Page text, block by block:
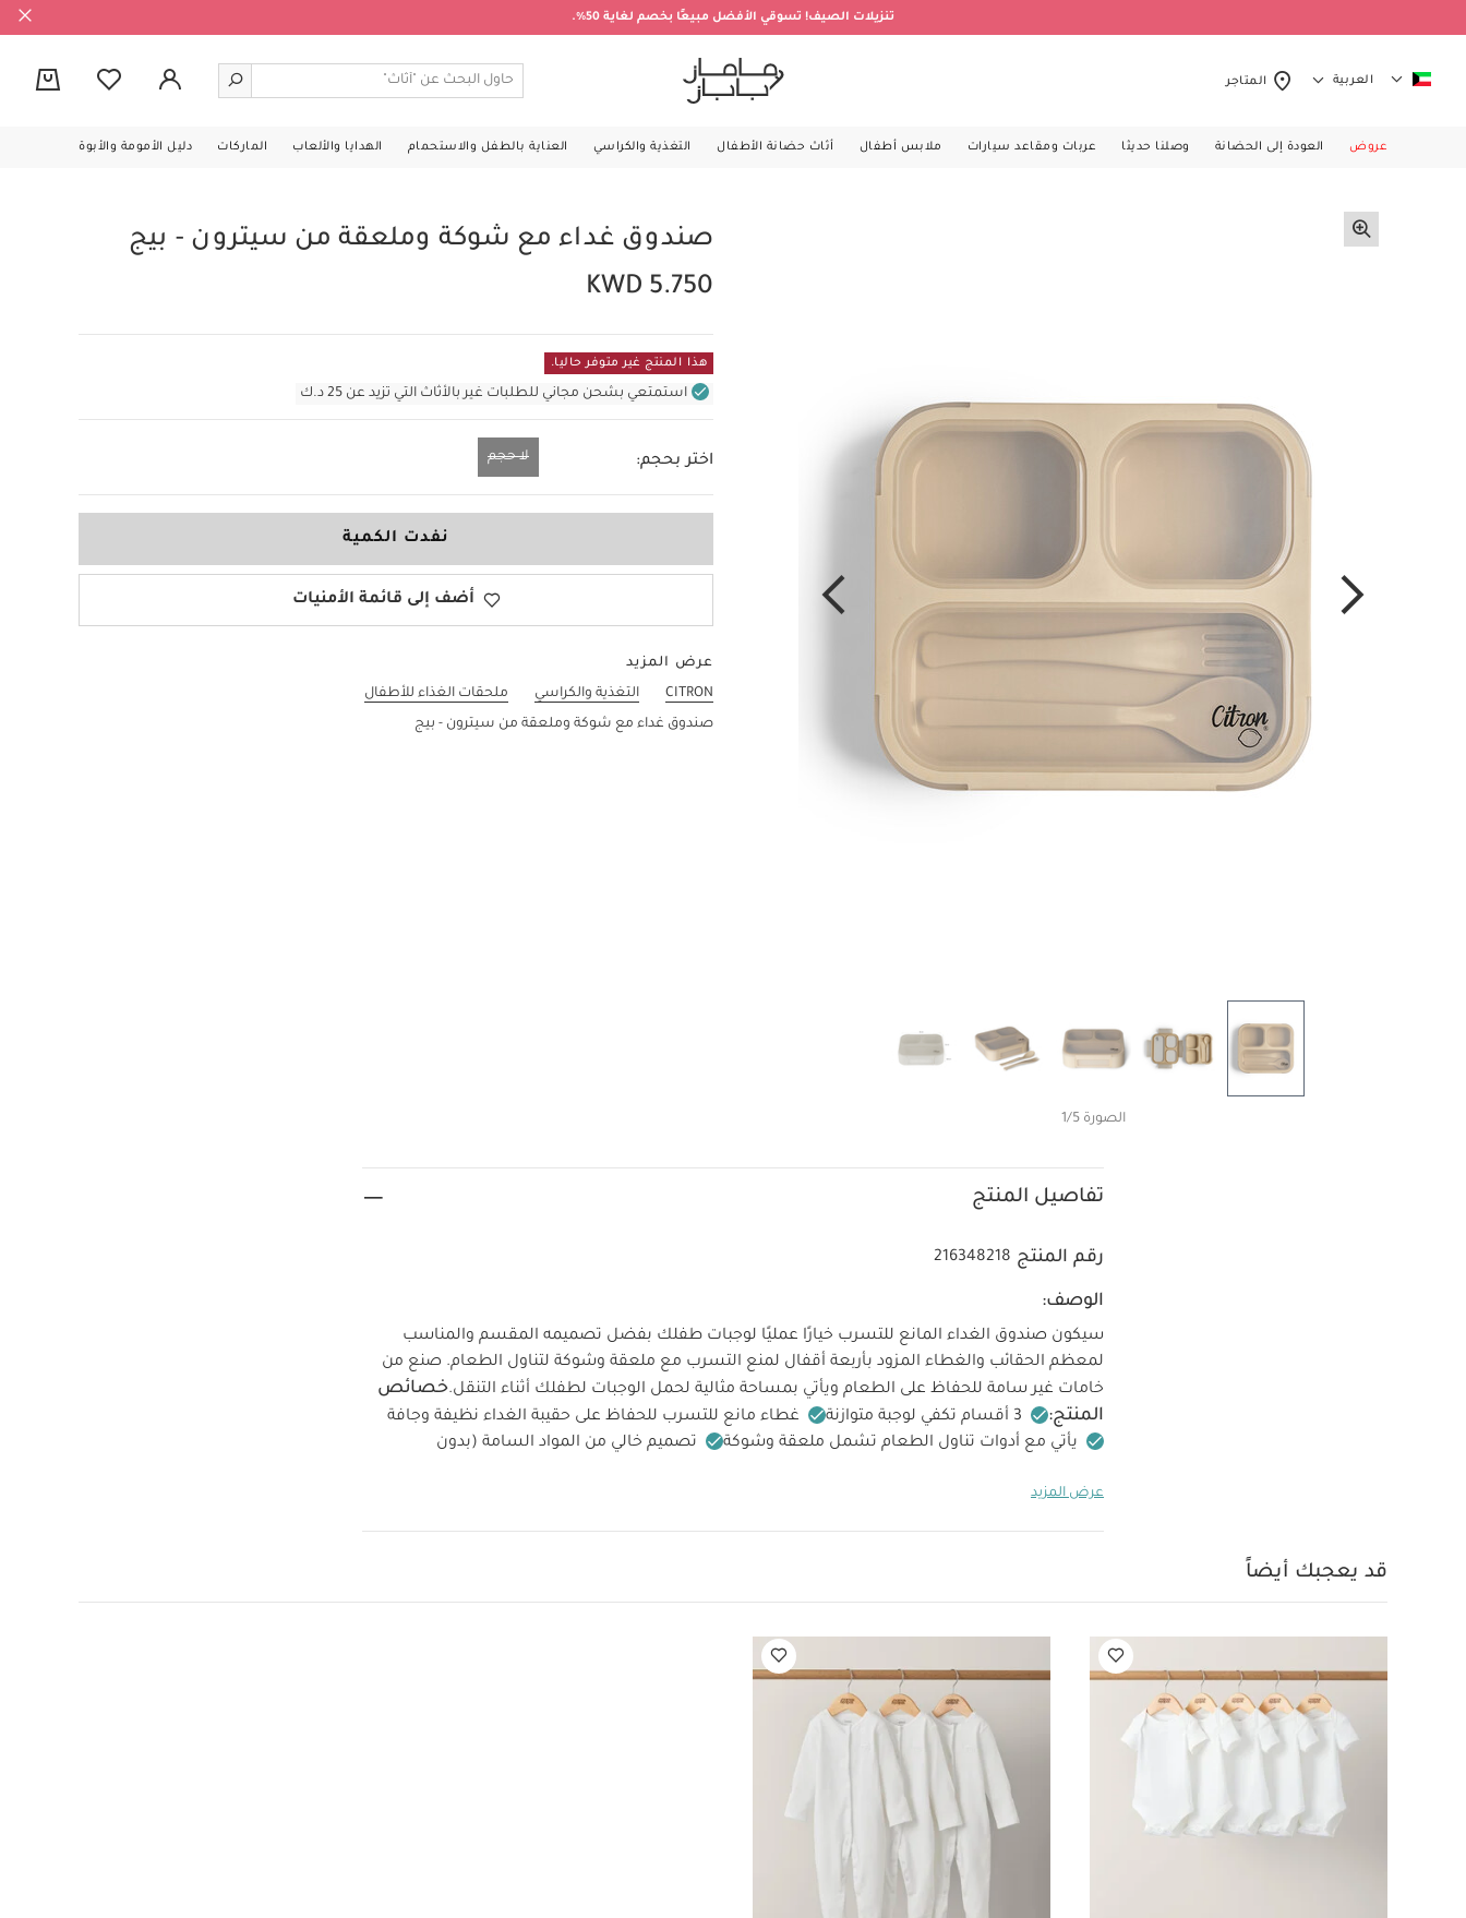
تنزيلات الصيف! تسوقي الأفضل مبيعًا بخصم لغاية 50%.
العربية المتاجر
عروض العودة إلى الحضانة وصلنا حديثا عربات ومقاعد سيارات ملابس أطفال أثاث حضانة الأطفال التغذية والكراسي العناية بالطفل والاستحمام الهدايا والألعاب الماركات دليل الأمومة والأبوة
الصورة 1/5
صندوق غداء مع شوكة وملعقة من سيترون - بيج
KWD 5.750
هذا المنتج غير متوفر حاليا.
استمتعي بشحن مجاني للطلبات غير بالأثاث التي تزيد عن 25 د.ك
اختر بحجم: لا حجم
نفدت الكمية
أضف إلى قائمة الأمنيات
عرض المزيد
CITRON
التغذية والكراسي
ملحقات الغذاء للأطفال
صندوق غداء مع شوكة وملعقة من سيترون - بيج
تفاصيل المنتج
رقم المنتج 216348218
الوصف:
سيكون صندوق الغداء المانع للتسرب خيارًا عمليًا لوجبات طفلك بفضل تصميمه المقسم والمناسب
لمعظم الحقائب والغطاء المزود بأربعة أقفال لمنع التسرب مع ملعقة وشوكة لتناول الطعام. صنع من
خامات غير سامة للحفاظ على الطعام ويأتي بمساحة مثالية لحمل الوجبات لطفلك أثناء التنقل.خصائص
المنتج:
3 أقسام تكفي لوجبة متوازنة
غطاء مانع للتسرب للحفاظ على حقيبة الغداء نظيفة وجافة
يأتي مع أدوات تناول الطعام تشمل ملعقة وشوكة
تصميم خالي من المواد السامة (بدون
العمر المناسب/الفئة العمرية:
يتضمن المنتج:
عرض المزيد
قد يعجبك أيضاً